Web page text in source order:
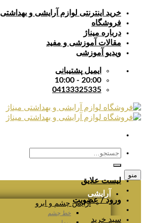
Skip
content
خرید اینترنتی لوازم آرایشی و بهداشتی
فروشگاه
درباره میناژ
مقالات آموزشی و مفید
ویدیو آموزشی
ایمیل پشتیبانی
20:00 - 10:00
04133325335
جستجو
برای:
لیست علایق
ورود / عضویت
سبد خرید
منو
آرایشی
آرایش چشم و ابرو
خط چشم